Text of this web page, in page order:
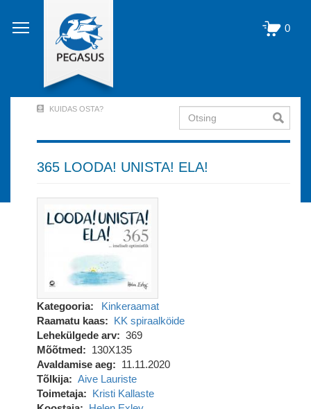
edasi
põhisisu
0
Account
Menu
out)
KUIDAS OSTA? Otsing
365 LOODA! UNISTA! ELA!
Kategooria
Kinkeraamat
Raamatu kaas
KK spiraalköide
Lehekülgede arv
369
Mõõtmed
130X135
Avaldamise aeg
11.11.2020
Tõlkija
Aive Lauriste
Toimetaja
Kristi Kallaste